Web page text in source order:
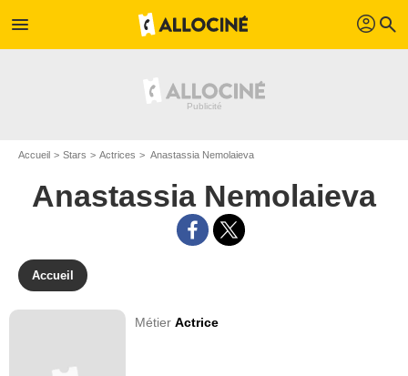
menu profil search
Accueil Stars Actrices Anastassia Nemolaieva
Anastassia Nemolaieva
Accueil
MétierActrice